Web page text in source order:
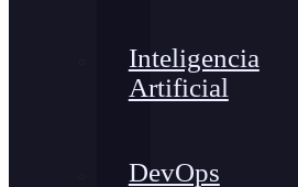
Inteligencia
Artificial
DevOps